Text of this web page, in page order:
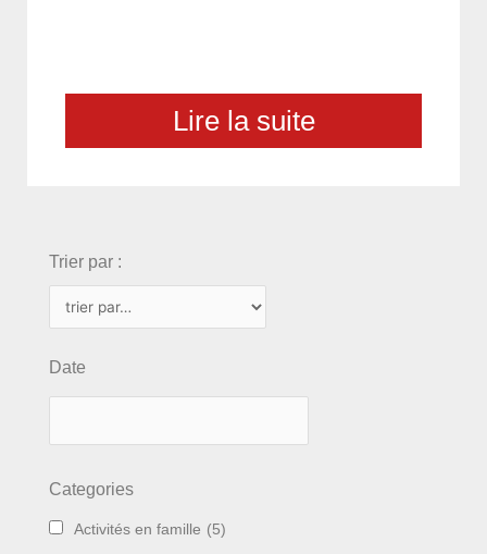
Lire la suite
Trier par :
Date
Categories
Activités en famille (5)